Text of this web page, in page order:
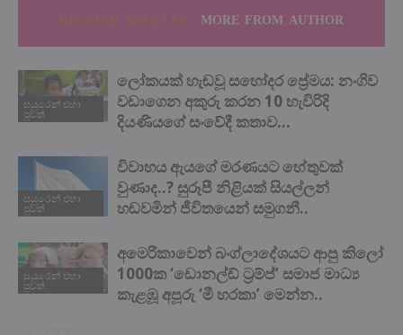
MORE FROM AUTHOR
සයුරෙන් එහා
පුවත්
ලෝකයක් හැඬවූ සහෝදර ප්‍රේමය: නංගිව
වඩාගෙන අකුරු කරන 10 හැවිරිදි
දියණියගේ සංවේදී කතාව…
සයුරෙන් එහා
පුවත්
විවාහය ඇයගේ මරණයට හේතුවක්
වුණාද..? සුරූපී නිළියක් සියල්ලන්
හඬවමින් ජීවිතයෙන් සමුගනී..
සයුරෙන් එහා
පුවත්
අමෙරිකාවෙන් බංග්ලාදේශයට ආපු කිලෝ
1000ක ‘ඩොනල්ඩ් ට්‍රම්ප්’ සමාජ මාධ්‍ය
කැළඹූ අපූරු ‘මී හරකා’ මෙන්න..